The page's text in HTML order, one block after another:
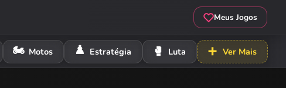
Meus Jogos
🏍️ Motos ♟️ Estratégia 🥊 Luta ➕ Ver Mais